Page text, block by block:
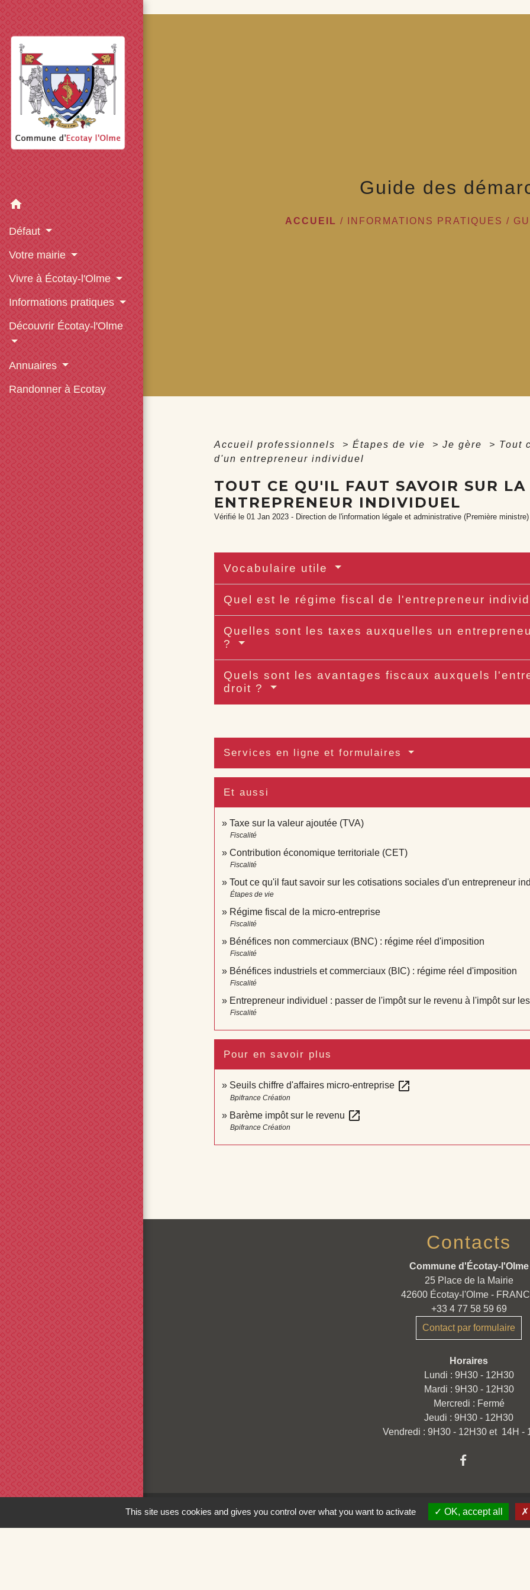
googled7e4d5fb082cc1df.html
home
Défaut
Votre mairie
Vivre à Écotay-l'Olme
Informations pratiques
Découvrir Écotay-l'Olme
Annuaires
Randonner à Ecotay
Guide des
ACCUEIL / INFORMATIONS PRATIQUES /
Accueil professionnels > Étapes de vie > Je gère > Tout
d'un entrepreneur individuel
TOUT CE QU'IL FAUT SAVOIR SUR
ENTREPRENEUR INDIVIDUEL
Vérifié le 01 Jan 2023 - Direction de l'information légale et administrative (Première ministre)
Vocabulaire utile
Quel est le régime fiscal de l'entrepreneur
Quelles sont les taxes auxquelles un
?
Quels sont les avantages fiscaux auxquels
droit ?
Services en ligne et formulaires
Et aussi
Taxe sur la valeur ajoutée (TVA)
Fiscalité
Contribution économique territoriale (CET)
Fiscalité
Tout ce qu'il faut savoir sur les cotisations sociales d'un entrepreneur
Étapes de vie
Régime fiscal de la micro-entreprise
Fiscalité
Bénéfices non commerciaux (BNC) : régime réel d'imposition
Fiscalité
Bénéfices industriels et commerciaux (BIC) : régime réel d'imposition
Fiscalité
Entrepreneur individuel : passer de l'impôt sur le revenu à l'impôt sur
Fiscalité
Pour en savoir plus
Seuils chiffre d'affaires micro-entreprise open_in_new
Bpifrance Création
Barème impôt sur le revenu open_in_new
Bpifrance Création
Contacts
Commune d'Écotay-l'Olme
25 Place de la Mairie
42600 Écotay-l'Olme -
+33 4 77 58 59 69
Contact par formulaire
Horaires
Lundi : 9H30 - 12H30
Mardi : 9H30 - 12H30
Mercredi : Fermé
Jeudi : 9H30 - 12H30
Vendredi : 9H30 - 12H30 et 14H -
This site uses cookies and gives you control over what you want to activate OK, accept all